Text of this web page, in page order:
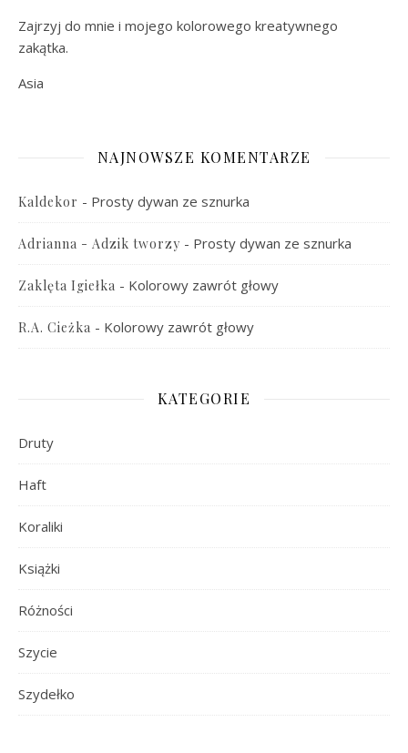
Zajrzyj do mnie i mojego kolorowego kreatywnego
zakątka.
Asia
NAJNOWSZE KOMENTARZE
Kaldekor - Prosty dywan ze sznurka
Adrianna - Adzik tworzy - Prosty dywan ze sznurka
Zaklęta Igiełka - Kolorowy zawrót głowy
R.A. Cieżka - Kolorowy zawrót głowy
KATEGORIE
Druty
Haft
Koraliki
Książki
Różności
Szycie
Szydełko